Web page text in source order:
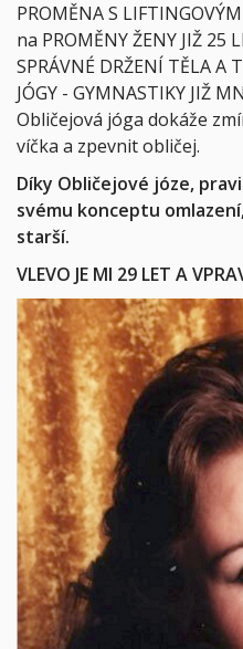
PROMĚNA S
na PROMĚNY ŽENY JIŽ 25
SPRÁVNÉ DRŽENÍ TĚLA A
JÓGY - GYMNASTIKY JIŽ
Obličejová jóga dokáže
víčka a zpevnit obličej.
Díky Obličejové józe,
svému konceptu
starší.
VLEVO JE MI 29 LET A